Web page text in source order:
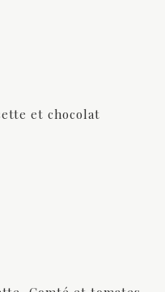
et chocolat